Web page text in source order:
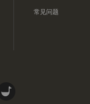
常见问题